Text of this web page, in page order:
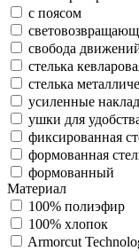
с поясом
свобода
стелька
стелька
усиленные
ушки для
фиксированная
формованная
формованный
Материал
100% полиэфир
100% хлопок
Armorcut